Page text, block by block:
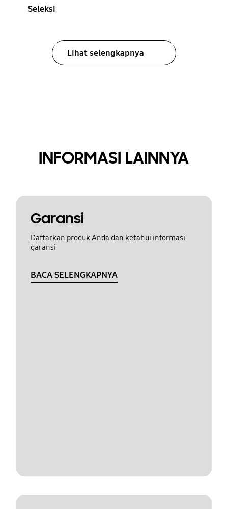
Seleksi
Lihat selengkapnya
INFORMASI LAINNYA
Garansi
Daftarkan produk Anda dan ketahui informasi
garansi
BACA SELENGKAPNYA